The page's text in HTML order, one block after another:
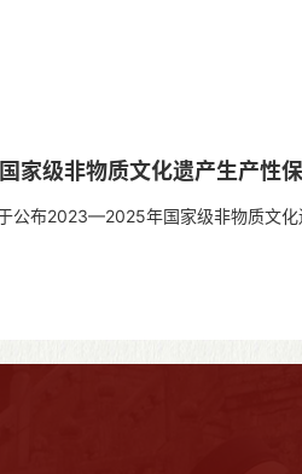
级非物质文化遗产生产性
公布2023—2025年国家级非物质